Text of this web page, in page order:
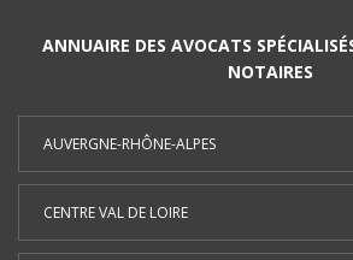
ANNUAIRE DES AVOCATS
NOTAIRES
AUVERGNE-RHÔNE-ALPES
CENTRE VAL DE LOIRE